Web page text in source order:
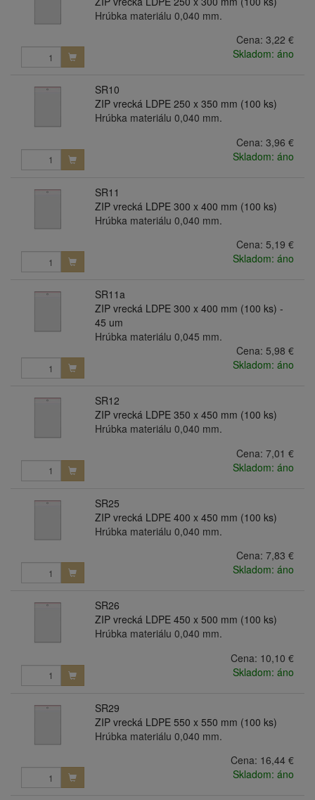
Hrúbka materiálu 0,040 mm.
Cena: 3,22 €
Skladom: áno
SR10
ZIP vrecká LDPE 250 x 350 mm (100 ks)
Hrúbka materiálu 0,040 mm.
Cena: 3,96 €
Skladom: áno
SR11
ZIP vrecká LDPE 300 x 400 mm (100 ks)
Hrúbka materiálu 0,040 mm.
Cena: 5,19 €
Skladom: áno
SR11a
ZIP vrecká LDPE 300 x 400 mm (100 ks) -
45 um
Hrúbka materiálu 0,045 mm.
Cena: 5,98 €
Skladom: áno
SR12
ZIP vrecká LDPE 350 x 450 mm (100 ks)
Hrúbka materiálu 0,040 mm.
Cena: 7,01 €
Skladom: áno
SR25
ZIP vrecká LDPE 400 x 450 mm (100 ks)
Hrúbka materiálu 0,040 mm.
Cena: 7,83 €
Skladom: áno
SR26
ZIP vrecká LDPE 450 x 500 mm (100 ks)
Hrúbka materiálu 0,040 mm.
Cena: 10,10 €
Skladom: áno
SR29
ZIP vrecká LDPE 550 x 550 mm (100 ks)
Hrúbka materiálu 0,040 mm.
Cena: 16,44 €
Skladom: áno